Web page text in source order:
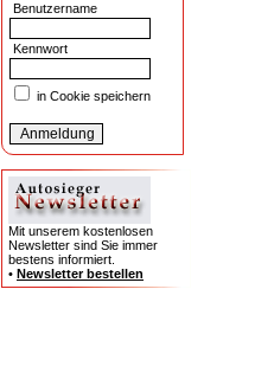
Benutzername
Kennwort
in Cookie speichern
Mit unserem kostenlosen
Newsletter sind Sie immer
bestens informiert.
• Newsletter bestellen